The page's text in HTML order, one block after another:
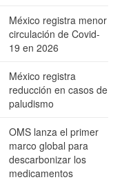
México registra menor
circulación de Covid-
19 en 2026
México registra
reducción en casos de
paludismo
OMS lanza el primer
marco global para
descarbonizar los
medicamentos